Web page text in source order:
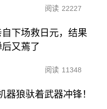
阅读 22227
下场救日元，结果
又蔫了
阅读 11348
狼驮着武器冲锋！